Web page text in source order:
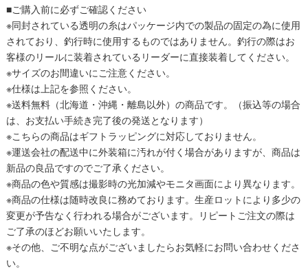
■ご購入前に必ずご確認ください
※同封されている透明の糸はパッケージ内での製品の固定の為に使用
されており、釣行時に使用するものではありません。釣行の際はお
客様のリールに装着されているリーダーに直接装着してください。
※サイズのお間違いにご注意ください。
※仕様は上記を参照ください。
※送料無料（北海道・沖縄・離島以外）の商品です。（振込等の場合
は、お支払い手続き完了後の発送となります）
※こちらの商品はギフトラッピングに対応しておりません。
※運送会社の配送中に外装箱に汚れが付く場合がありますが、商品は
新品の良品ですのでご了承ください。
※商品の色や質感は撮影時の光加減やモニタ画面により異なります。
※商品の仕様は随時改良に務めております。生産ロットにより多少の
変更が予告なく行われる場合がございます。リピートご注文の際は
ご了承のほどお願いいたします。
※その他、ご不明な点がございましたらお気軽にお問い合わせくださ
い。